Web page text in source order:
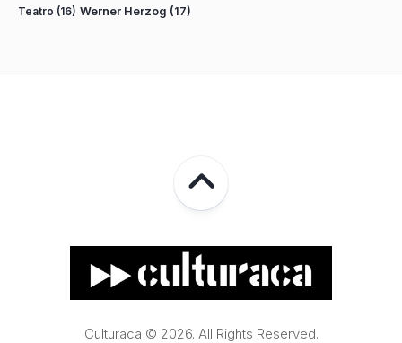
Teatro (16) Werner Herzog (17)
Culturaca © 2026. All Rights Reserved.